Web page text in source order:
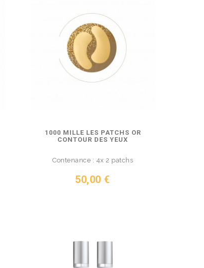
1000 MILLE LES PATCHS OR
CONTOUR DES YEUX
Contenance : 4x 2 patchs
Prix
50,00 €
VOIR LE PRODUIT